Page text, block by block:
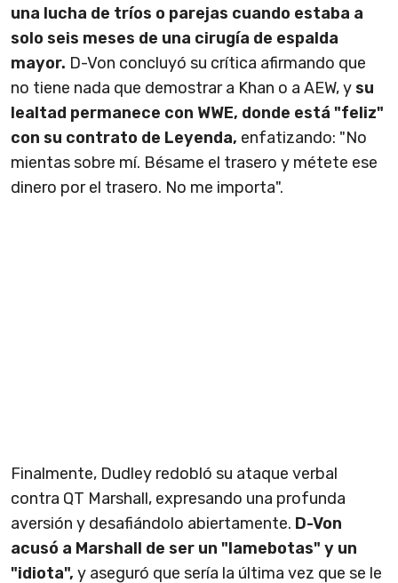
una lucha de tríos o parejas cuando estaba a
solo seis meses de una cirugía de espalda
mayor. D-Von concluyó su crítica afirmando que
no tiene nada que demostrar a Khan o a AEW, ysu
lealtad permanece con WWE, donde está "feliz"
con su contrato de Leyenda, enfatizando: "No
mientas sobre mí. Bésame el trasero y métete ese
dinero por el trasero. No me importa".
Finalmente, Dudley redobló su ataque verbal
contra QT Marshall, expresando una profunda
aversión y desafiándolo abiertamente. D-Von
acusó a Marshall de ser un "lamebotas" y un
"idiota", y aseguró que sería la última vez que se le